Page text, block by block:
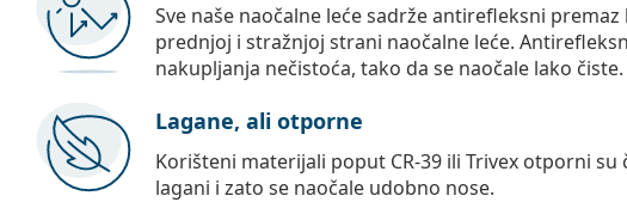
Sve naše naočalne leće sadrže antirefleksni
prednjoj i stražnjoj strani naočalne leće.
nakupljanja nečistoća, tako da se naočale lako čiste.
Lagane, ali otporne
Korišteni materijali poput CR-39 ili Trivex otporni
lagani i zato se naočale udobno nose.